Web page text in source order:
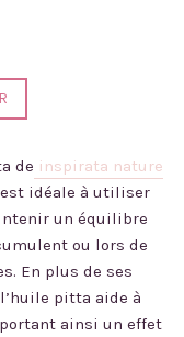
de inspirata nature
idéale à utiliser
un équilibre
ou lors de
En plus de ses
pitta aide à
ainsi un effet